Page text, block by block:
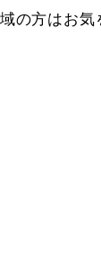
の方はお気